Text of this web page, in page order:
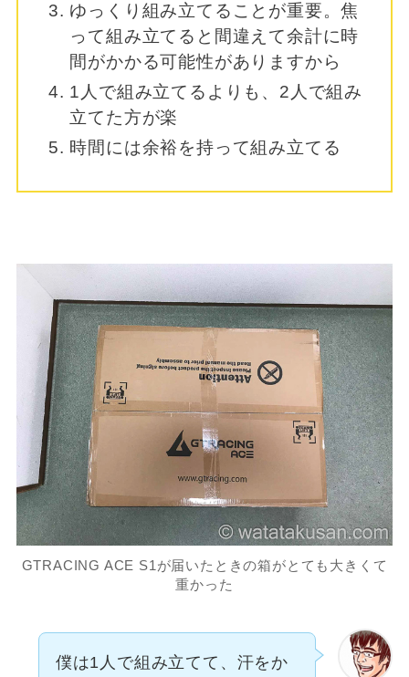
ゆっくり組み立てることが重要。焦
って組み立てると間違えて余計に時
間がかかる可能性がありますから
1人で組み立てるよりも、2人で組み
立てた方が楽
時間には余裕を持って組み立てる
GTRACING ACE S1が届いたときの箱がとても大きくて
重かった
僕は1人で組み立てて、汗をか